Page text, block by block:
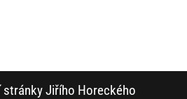
Jiřího Horeckého